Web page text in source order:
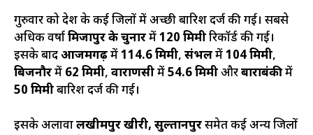
गुरुवार को प्रदेश के कई जिलों में अच्छी बारिश दर्ज की गई। सबसे
अधिक वर्षामिर्जापुर के चुनारमें120 मिमीरिकॉर्ड की गई।
इसके बादआजमगढ़में114.6 मिमी, संभलमें104 मिमी,
बिजनौरमें 62 मिमी, वाराणसीमें54.6 मिमीऔरबाराबंकीमें
50 मिमीबारिश दर्ज की गई।
इसके अलावालखीमपुर खीरी, सुल्तानपुरसमेत कई अन्य जिलों